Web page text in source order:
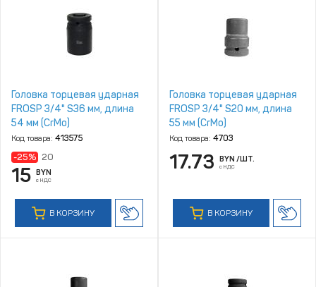
Головка торцевая ударная
FROSP 3/4" S36 мм, длина
54 мм (CrMo)
Код товара: 413575
-25% 20
15 BYN
с НДС
В КОРЗИНУ
Головка торцевая ударная
FROSP 3/4" S20 мм, длина
55 мм (CrMo)
Код товара: 4703
17.73 BYN /ШТ.
с НДС
В КОРЗИНУ